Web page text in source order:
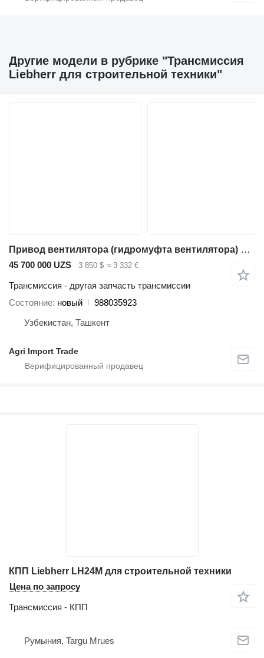
Другие модели в рубрике "Трансмиссия
Liebherr для строительной техники"
Привод вентилятора (гидромуфта вентилятора) LIEBHERR Liebherr 988035923 для автокрана Liebherr
45 700 000 UZS 3 850 $ ≈ 3 332 €
Трансмиссия - другая запчасть трансмиссии
Состояние новый
988035923
Узбекистан, Ташкент
Agri Import Trade
КПП Liebherr LH24M для строительной техники
Цена по запросу
Трансмиссия - КПП
Румыния, Targu Mrues